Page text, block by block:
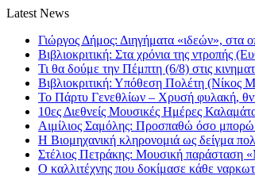
Latest News
Γιώργος Δήμος: Διηγήματα «ιδεών», στα
Βιβλιοκριτική: Στα χρόνια της ντροπής
Τι θα δούμε την Πέμπτη (6/8) στις
Βιβλιοκριτική: Υπόθεση Πολέτη (Νίκος
Το Πάρτυ Γενεθλίων – Χρυσή φυλακή,
10ες Διεθνείς Μουσικές Ημέρες
Αιμίλιος Σαμόλης: Προσπαθώ όσο μπορώ
Η Βιομηχανική κληρονομιά ως δείγμα
Στέλιος Πετράκης: Μουσική παράσταση
Ο καλλιτέχνης που δοκίμασε κάθε